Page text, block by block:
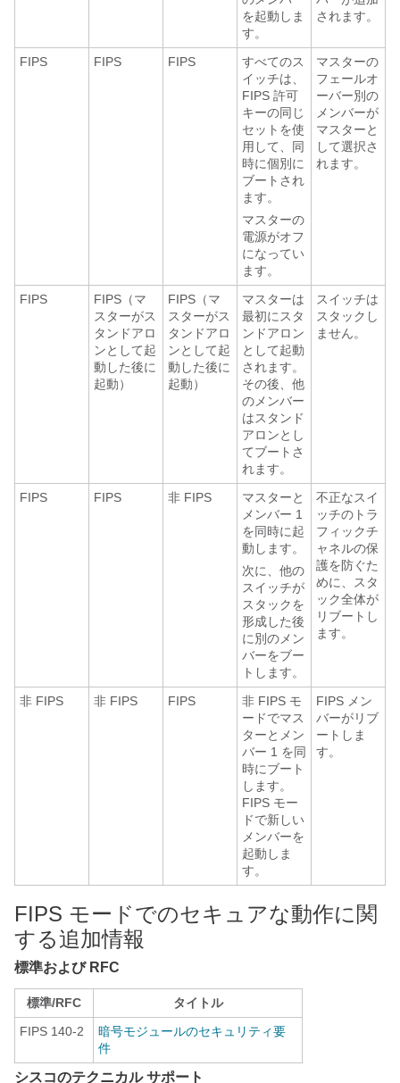
を起動しま
す。
されます。
FIPS FIPS FIPS
すべてのス
イッチは、
FIPS 許可
キーの同じ
セットを使
用して、同
時に個別に
ブートされ
ます。
マスターの
電源がオフ
になってい
ます。
マスターの
フェールオ
ーバー別の
メンバーが
マスターと
して選択さ
れます。
FIPS
FIPS（マ
スターがス
タンドアロ
ンとして起
動した後に
起動）
FIPS（マ
スターがス
タンドアロ
ンとして起
動した後に
起動）
マスターは
最初にスタ
ンドアロン
として起動
されます。
その後、他
のメンバー
はスタンド
アロンとし
てブートさ
れます。
スイッチは
スタックし
ません。
FIPS FIPS 非 FIPS
マスターと
メンバー 1
を同時に起
動します。
次に、他の
スイッチが
スタックを
形成した後
に別のメン
バーをブー
トします。
不正なスイ
ッチのトラ
フィックチ
ャネルの保
護を防ぐた
めに、スタ
ック全体が
リブートし
ます。
非 FIPS 非 FIPS FIPS
非 FIPS モ
ードでマス
ターとメン
バー 1 を同
時にブート
します。
FIPS モー
ドで新しい
メンバーを
起動しま
す。
FIPS メン
バーがリブ
ートしま
す。
FIPS モードでのセキュアな動作に関
する追加情報
標準および RFC
標準/RFC
タイトル
FIPS 140-2
暗号モジュールのセキュリティ要
件
シスコのテクニカル サポート